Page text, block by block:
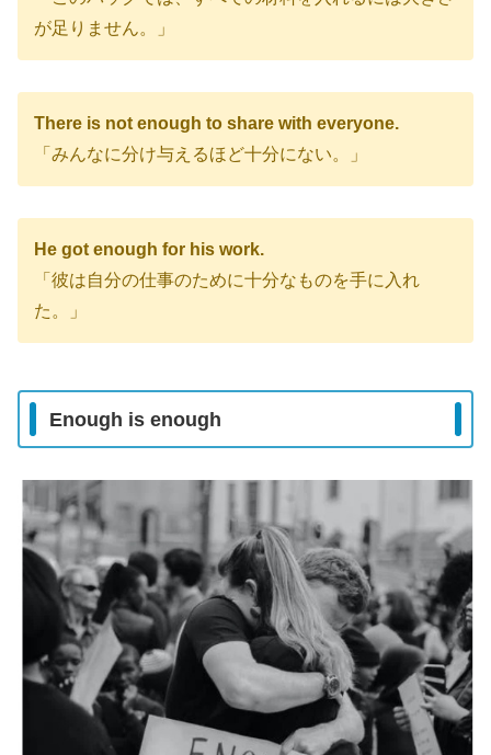
が足りません。」
There is not enough to share with everyone.
「みんなに分け与えるほど十分にない。」
He got enough for his work.
「彼は自分の仕事のために十分なものを手に入れ
た。」
Enough is enough